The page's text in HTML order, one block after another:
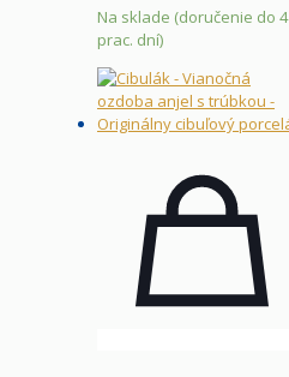
Na sklade (doručenie do 4
prac. dní)